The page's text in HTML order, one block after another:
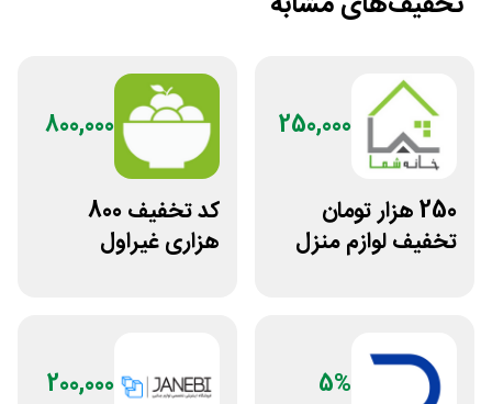
250,000
250 هزار تومان
تخفیف لوازم منزل
800,000
کد تخفیف 800
هزاری غیراول
5%
200,000